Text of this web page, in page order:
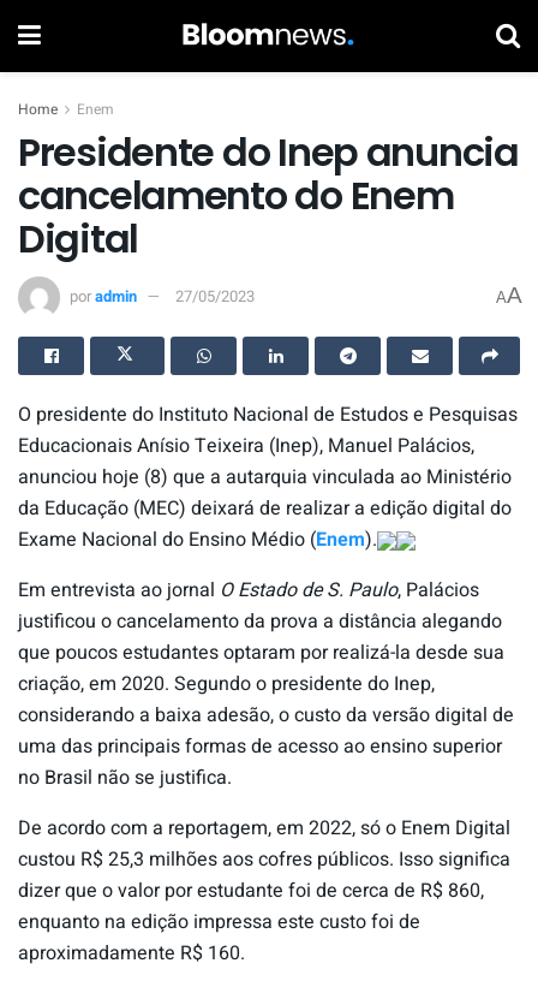
Home Enem
Presidente do Inep anuncia
cancelamento do Enem
Digital
poradmin 27/05/2023 AA
O presidente do Instituto Nacional de Estudos e Pesquisas
Educacionais Anísio Teixeira (Inep), Manuel Palácios,
anunciou hoje (8) que a autarquia vinculada ao Ministério
da Educação (MEC) deixará de realizar a edição digital do
Exame Nacional do Ensino Médio (Enem).
Em entrevista ao jornal O Estado de S. Paulo, Palácios
justificou o cancelamento da prova a distância alegando
que poucos estudantes optaram por realizá-la desde sua
criação, em 2020. Segundo o presidente do Inep,
considerando a baixa adesão, o custo da versão digital de
uma das principais formas de acesso ao ensino superior
no Brasil não se justifica.
De acordo com a reportagem, em 2022, só o Enem Digital
custou R$ 25,3 milhões aos cofres públicos. Isso significa
dizer que o valor por estudante foi de cerca de R$ 860,
enquanto na edição impressa este custo foi de
aproximadamente R$ 160.